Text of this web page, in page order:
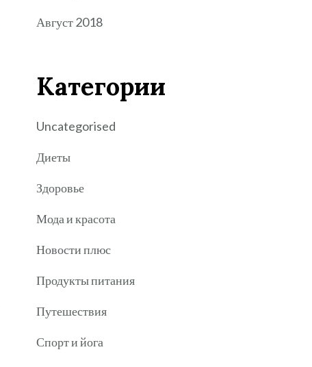
Август 2018
Категории
Uncategorised
Диеты
Здоровье
Мода и красота
Новости плюс
Продукты питания
Путешествия
Спорт и йога